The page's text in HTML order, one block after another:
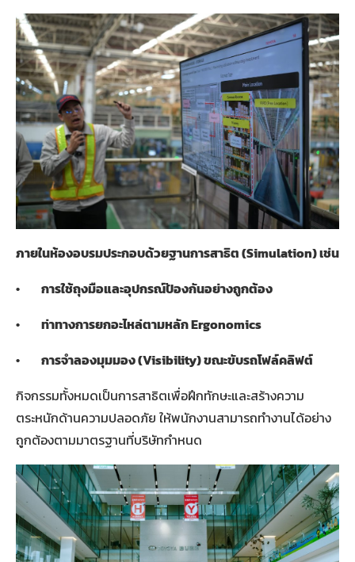
ภายในห้องอบรมประกอบด้วยฐานการสาธิต (Simulation)เช่น
• การใช้ถุงมือและอุปกรณ์ป้องกันอย่างถูกต้อง
• ท่าทางการยกอะไหล่ตามหลักErgonomics
• การจำลองมุมมอง (Visibility)ขณะขับรถโฟล์คลิฟต์
กิจกรรมทั้งหมดเป็นการสาธิตเพื่อฝึกทักษะและสร้างความ
ตระหนักด้านความปลอดภัย ให้พนักงานสามารถทำงานได้อย่าง
ถูกต้องตามมาตรฐานที่บริษัทกำหนด